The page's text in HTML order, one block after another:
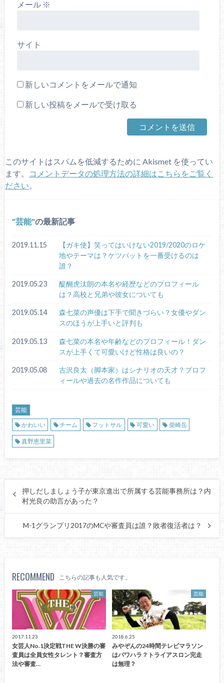
メール ※
サイト
新しいコメントをメールで通知
新しい投稿をメールで受け取る
このサイトはスパムを低減するために Akismet を使ってい
ます。
コメントデータの処理方法の詳細はこちらをご覧く
ださい。
芸能 の最新記事
2019.11.15
【ガキ使】笑ってはいけない2019/2020のロケ
地やテーマは？ケツバットを一番受けるのは
誰？
2019.05.23
醍醐虎汰朗の本名や経歴などのプロフィール
は？高校と兄弟や彼女についても
2019.05.14
森七菜の声優は下手で聞きづらい？女優やダン
スのほうが上手いと評判も
2019.05.13
森七菜の本名や年齢などのプロフィール！ダン
スが上手くて可愛いけど性格は良いの？
2019.05.08
古沢良太（脚本家）はシナリオの天才？プロフ
ィールや過去の名作作品についても
芸能
かわいい
チーム フットサル 可愛い 柴崎岳
真野恵里菜
押しだしましょう子が東京進出で所属する芸能事務所は？内
村光良の助言があった？
M-1グランプリ2017のMCや審査員は誰？敗者復活者は？
RECOMMEND こちらの記事も人気です。
芸能
2017.11.23
女芸人No.1決定戦THE W決勝の審
査員は全員女性タレント？審査方
法や審査…
芸能
2018.6.25
みやぞんの24時間テレビマラソン
はパワハラ？トライアスロン完走
は無理？